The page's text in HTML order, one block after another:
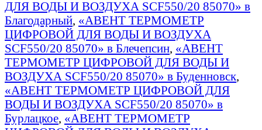
ДЛЯ ВОДЫ И ВОЗДУХА SCF550/20 85070» в
Благодарный, «АВЕНТ ТЕРМОМЕТР
ЦИФРОВОЙ ДЛЯ ВОДЫ И ВОЗДУХА
SCF550/20 85070» в Блечепсин, «АВЕНТ
ТЕРМОМЕТР ЦИФРОВОЙ ДЛЯ ВОДЫ И
ВОЗДУХА SCF550/20 85070» в Буденновск,
«АВЕНТ ТЕРМОМЕТР ЦИФРОВОЙ ДЛЯ
ВОДЫ И ВОЗДУХА SCF550/20 85070» в
Бурлацкое, «АВЕНТ ТЕРМОМЕТР